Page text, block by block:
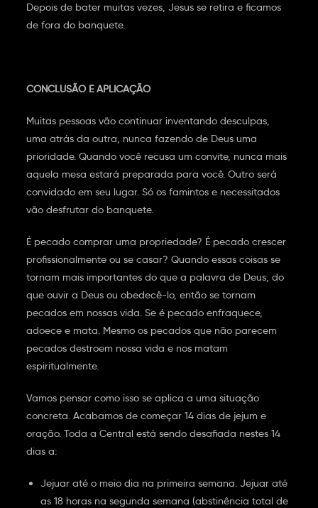
Depois de bater muitas vezes, Jesus se retira e ficamos
de fora do banquete.
CONCLUSÃO E APLICAÇÃO
Muitas pessoas vão continuar inventando desculpas,
uma atrás da outra, nunca fazendo de Deus uma
prioridade. Quando você recusa um convite, nunca mais
aquela mesa estará preparada para você. Outro será
convidado em seu lugar. Só os famintos e necessitados
vão desfrutar do banquete.
É pecado comprar uma propriedade? É pecado crescer
profissionalmente ou se casar? Quando essas coisas se
tornam mais importantes do que a palavra de Deus, do
que ouvir a Deus ou obedecê-lo, então se tornam
pecados em nossas vida. Se é pecado enfraquece,
adoece e mata. Mesmo os pecados que não parecem
pecados destroem nossa vida e nos matam
espiritualmente.
Vamos pensar como isso se aplica a uma situação
concreta. Acabamos de começar 14 dias de jejum e
oração. Toda a Central está sendo desafiada nestes 14
dias a:
Jejuar até o meio dia na primeira semana. Jejuar até
as 18 horas na segunda semana (abstinência total de